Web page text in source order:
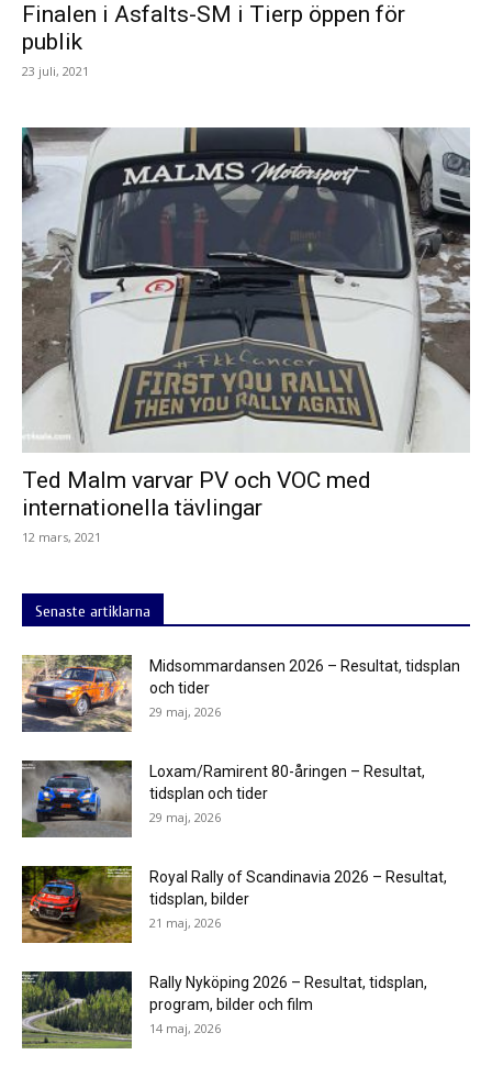
Finalen i Asfalts-SM i Tierp öppen för
publik
23 juli, 2021
Ted Malm varvar PV och VOC med
internationella tävlingar
12 mars, 2021
Senaste artiklarna
Midsommardansen 2026 – Resultat, tidsplan
och tider
29 maj, 2026
Loxam/Ramirent 80-åringen – Resultat,
tidsplan och tider
29 maj, 2026
Royal Rally of Scandinavia 2026 – Resultat,
tidsplan, bilder
21 maj, 2026
Rally Nyköping 2026 – Resultat, tidsplan,
program, bilder och film
14 maj, 2026